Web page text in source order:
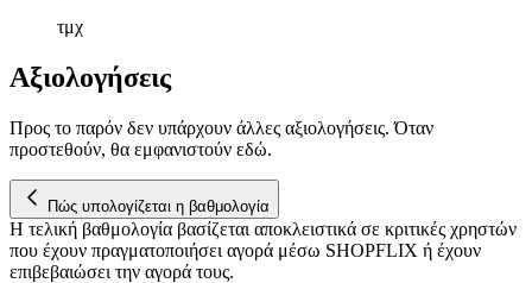
διεύθυνση IP σας, χρησιμοποιώντας τεχνολογία όπως cookies
για να αποθηκεύουμε και να έχουμε πρόσβαση σε πληροφορίες
στη συσκευή σας, με σκοπό την προβολή εξατομικευμένων
διαφημίσεις και περιεχόμενο, την καλύτερη εικόνα του κοινού
μας και την ανάπτυξη προϊόντων. Επίσης, κοινοποιούμε
πληροφορίες σχετικά με την από μέρους σας χρήση της
τοποθεσίας μας στους συνεργάτες μέσων κοινωνικής
δικτύωσης, διαφημίσεων και ανάλυσης.
τμχ
Αξιολογήσεις
Προς το παρόν δεν υπάρχουν άλλες αξιολογήσεις. Όταν
προστεθούν, θα εμφανιστούν εδώ.
Πώς υπολογίζεται η βαθμολογία
Η τελική βαθμολογία βασίζεται αποκλειστικά σε κριτικές χρηστών
που έχουν πραγματοποιήσει αγορά μέσω SHOPFLIX ή έχουν
επιβεβαιώσει την αγορά τους.